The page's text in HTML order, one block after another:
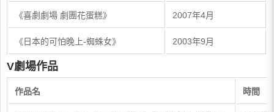
《喜劇劇場 劇團花蛋糕》 2007年4月
《日本的可怕晚上-蜘蛛女》 2003年9月
V劇場作品
作品名 時間